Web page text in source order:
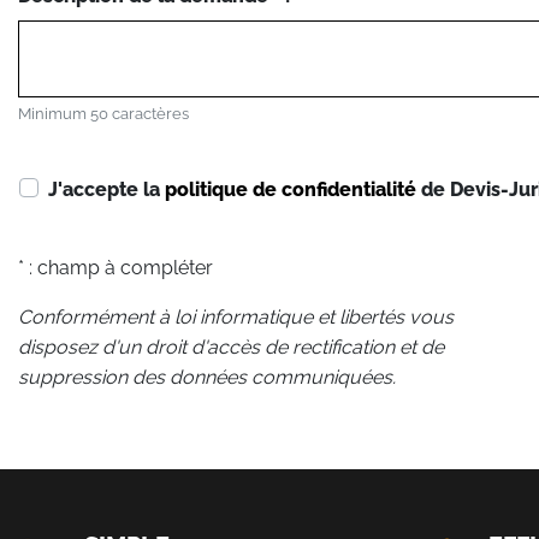
Minimum 50 caractères
J'accepte la politique de confidentialité de Devis-
* : champ à compléter
Conformément à loi informatique et libertés vous
disposez d'un droit d'accès de rectification et de
suppression des données communiquées.